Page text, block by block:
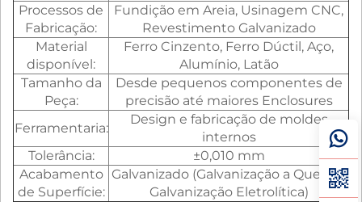
Processos de
Fabricação:
Fundição em Areia, Usinagem CNC,
Revestimento Galvanizado
Material
disponível:
Ferro Cinzento, Ferro Dúctil, Aço,
Alumínio, Latão
Tamanho da
Peça:
Desde pequenos componentes de
precisão até maiores Enclosures
Ferramentaria:
Design e fabricação de moldes
internos
Tolerância:
±0,010 mm
Acabamento
de Superfície:
Galvanizado (Galvanização a Quente,
Galvanização Eletrolítica)